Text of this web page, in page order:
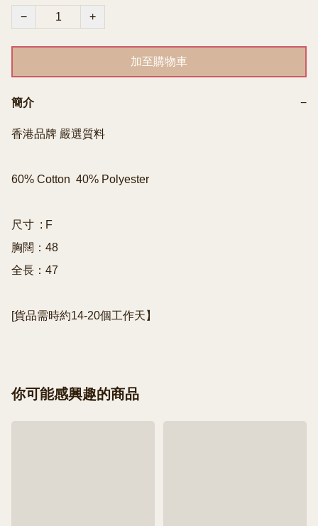
−
+
加至購物車
簡介 −
香港品牌 嚴選質料
60% Cotton  40% Polyester
尺寸  : F
胸闊：48
全長：47
[貨品需時約14-20個工作天】
你可能感興趣的商品